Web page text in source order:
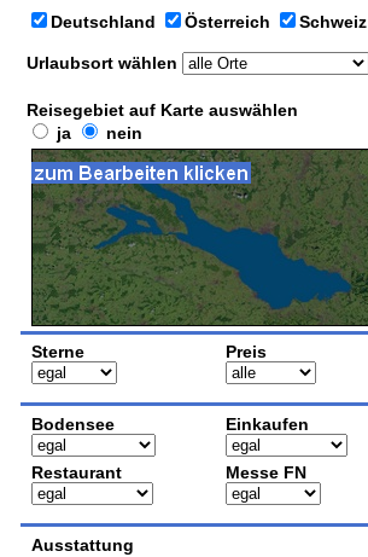
Urlaubsort wählen
Deutschland Österreich Schweiz
Reisegebiet auf Karte auswählen
ja
nein
Sterne Preis
Bodensee Einkaufen
Restaurant Messe FN
Ausstattung